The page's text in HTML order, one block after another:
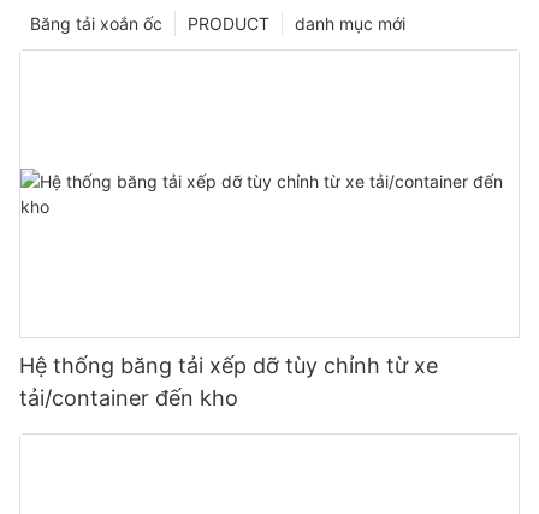
danh mục mới
PRODUCT
Băng tải xoắn ốc
Hệ thống băng tải xếp dỡ tùy chỉnh từ xe
tải/container đến kho